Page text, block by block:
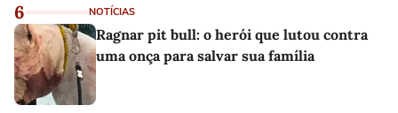
6 NOTÍCIAS
Ragnar pit bull: o herói que lutou contra
uma onça para salvar sua família